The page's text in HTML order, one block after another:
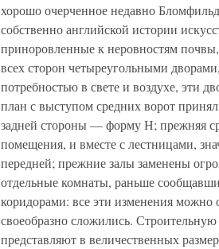
хорошо очерченное недавно
собственно английской истории
приноровленные к неровностям
всех сторон четыреугольными
потребностью в свете и воздухе, эти
план с выступом средних ворот
задней стороны — форму Н; прежняя
помещения, и вместе с лестницами,
передней; прежние залы заменены
отдельные комнаты, раньше
коридорами: все эти изменения можно
своеобразно сложились.
представляют в величественных